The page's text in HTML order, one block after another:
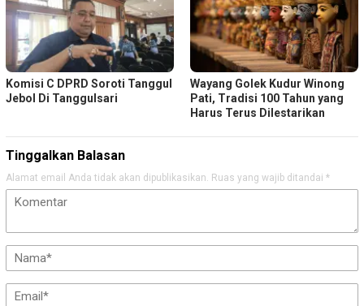
Komisi C DPRD Soroti Tanggul
Jebol Di Tanggulsari
Wayang Golek Kudur Winong
Pati, Tradisi 100 Tahun yang
Harus Terus Dilestarikan
Tinggalkan Balasan
Alamat email Anda tidak akan dipublikasikan. Ruas yang wajib ditandai *